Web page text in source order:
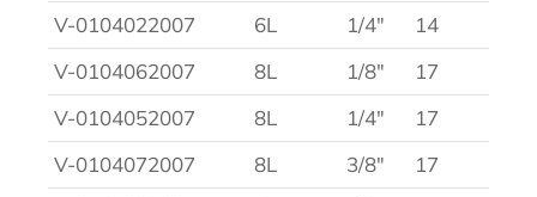
V-0104022007
6L 1/4″
14
V-0104062007
8L 1/8″
17
V-0104052007
8L 1/4″
17
V-0104072007
8L 3/8″
17